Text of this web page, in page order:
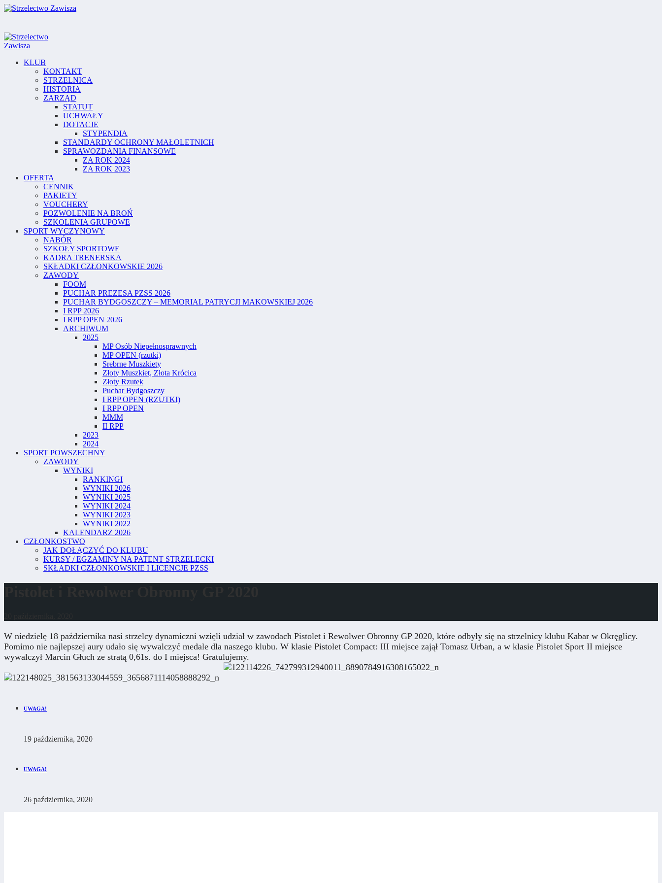
KLUB
KONTAKT
STRZELNICA
HISTORIA
ZARZĄD
STATUT
UCHWAŁY
DOTACJE
STYPENDIA
STANDARDY OCHRONY MAŁOLETNICH
SPRAWOZDANIA FINANSOWE
ZA ROK 2024
ZA ROK 2023
OFERTA
CENNIK
PAKIETY
VOUCHERY
POZWOLENIE NA BROŃ
SZKOLENIA GRUPOWE
SPORT WYCZYNOWY
NABÓR
SZKOŁY SPORTOWE
KADRA TRENERSKA
SKŁADKI CZŁONKOWSKIE 2026
ZAWODY
FOOM
PUCHAR PREZESA PZSS 2026
PUCHAR BYDGOSZCZY – MEMORIAL PATRYCJI MAKOWSKIEJ 2026
I RPP 2026
I RPP OPEN 2026
ARCHIWUM
2025
MP Osób Niepełnosprawnych
MP OPEN (rzutki)
Srebrne Muszkiety
Złoty Muszkiet, Złota Krócica
Złoty Rzutek
Puchar Bydgoszczy
I RPP OPEN (RZUTKI)
I RPP OPEN
MMM
II RPP
2023
2024
SPORT POWSZECHNY
ZAWODY
WYNIKI
RANKINGI
WYNIKI 2026
WYNIKI 2025
WYNIKI 2024
WYNIKI 2023
WYNIKI 2022
KALENDARZ 2026
CZŁONKOSTWO
JAK DOŁĄCZYĆ DO KLUBU
KURSY / EGZAMINY NA PATENT STRZELECKI
SKŁADKI CZŁONKOWSKIE I LICENCJE PZSS
W niedzielę 18 października nasi strzelcy dynamiczni wzięli udział w zawodach Pistolet i Rewolwer Obronny GP 2020, które odbyły się na strzelnicy klubu Kabar w Okręglicy.
Pomimo nie najlepszej aury udało się wywalczyć medale dla naszego klubu. W klasie Pistolet Compact: III miejsce zajął Tomasz Urban, a w klasie Pistolet Sport II miejsce
wywalczył Marcin Głuch ze stratą 0,61s. do I miejsca! Gratulujemy.
UWAGA!
19 października, 2020
UWAGA!
26 października, 2020